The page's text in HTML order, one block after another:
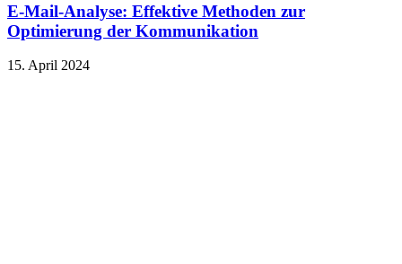
E-Mail-Analyse: Effektive Methoden zur
Optimierung der Kommunikation
15. April 2024